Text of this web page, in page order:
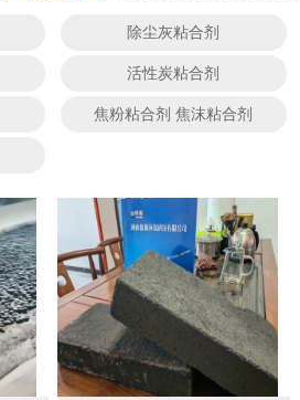
除尘灰粘合剂
活性炭粘合剂
焦粉粘合剂 焦沫粘合剂